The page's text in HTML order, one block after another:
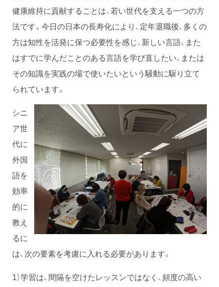
健康維持に貢献することは、若い世代を支える一つの方
法です。今日の日本の長寿化により、定年退職後、多くの
方は知性を活発に保つ必要性を感じ、新しい言語、また
はすでに学んだことのある言語を学び直したい、または
その知識を実践の場で使いたいという騒動に駆り立て
られています。
シニ
ア世
代に
外国
語を
効率
的に
教え
るに
は、次の要素を考慮に入れる必要があります。
1）学習は、間隔を空けたレッスンではなく、頻度の高い